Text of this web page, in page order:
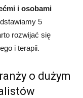
i osobami
5
rozwijać się
i terapii.
o dużym